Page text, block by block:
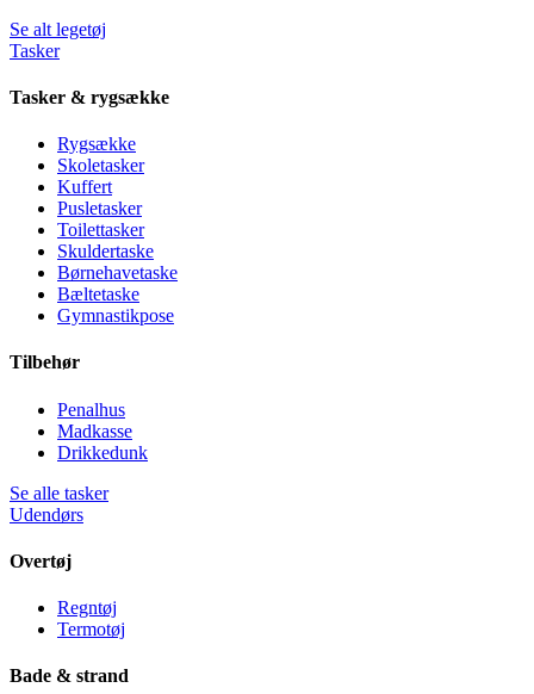
Se alt legetøj
Tasker
Tasker & rygsække
Rygsække
Skoletasker
Kuffert
Pusletasker
Toilettasker
Skuldertaske
Børnehavetaske
Bæltetaske
Gymnastikpose
Tilbehør
Penalhus
Madkasse
Drikkedunk
Se alle tasker
Udendørs
Overtøj
Regntøj
Termotøj
Bade & strand